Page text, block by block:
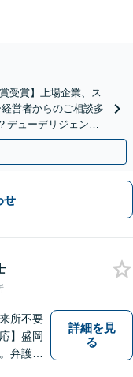
受賞】上場企業、ス
営者からのご相談多
デューデリジェンス
】
せ
所不要
】盛岡
弁護士
詳細を見
る